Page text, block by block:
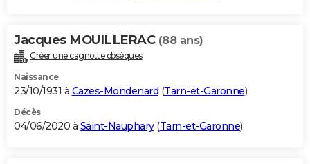
Jacques MOUILLERAC (88 ans)
Créer une cagnotte obsèques
Naissance
23/10/1931 à Cazes-Mondenard (Tarn-et-Garonne)
Décès
04/06/2020 à Saint-Nauphary(Tarn-et-Garonne)